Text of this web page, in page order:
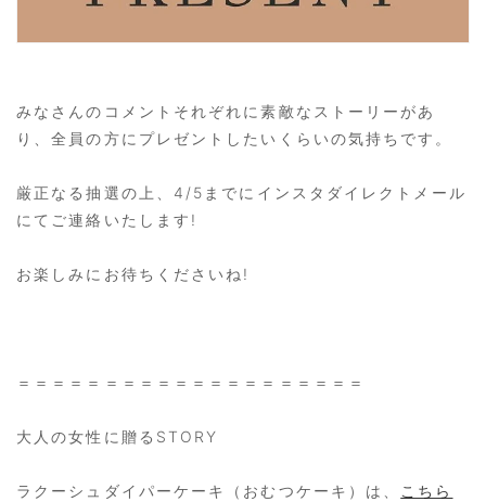
みなさんのコメントそれぞれに素敵なストーリーがあ
り、全員の方にプレゼントしたいくらいの気持ちです。
厳正なる抽選の上、4/5までにインスタダイレクトメール
にてご連絡いたします!
お楽しみにお待ちくださいね!
＝＝＝＝＝＝＝＝＝＝＝＝＝＝＝＝＝＝＝＝
大人の女性に贈るSTORY
ラクーシュダイパーケーキ（おむつケーキ）は、
こちら